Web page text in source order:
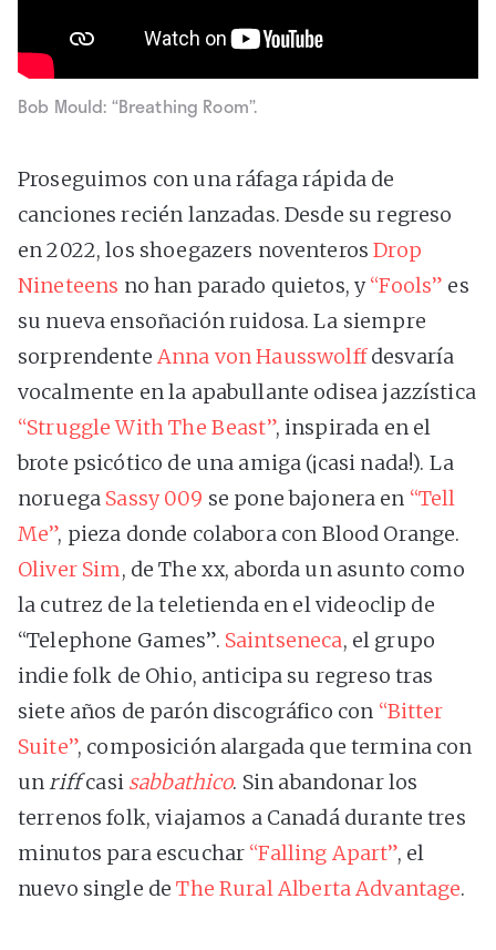
Bob Mould: “Breathing Room”.
Proseguimos con una ráfaga rápida de
canciones recién lanzadas. Desde su regreso
en 2022, los shoegazers noventerosDrop
Nineteens no han parado quietos, y“Fools” es
su nueva ensoñación ruidosa. La siempre
sorprendente Anna von Hausswolffdesvaría
vocalmente en la apabullante odisea jazzística
“Struggle With The Beast”, inspirada en el
brote psicótico de una amiga (¡casi nada!). La
noruega Sassy 009 se pone bajonera en “Tell
Me”, pieza donde colabora con Blood Orange.
Oliver Sim, de The xx, aborda un asunto como
la cutrez de la teletienda en el videoclip de
“Telephone Games”. Saintseneca, el grupo
indie folk de Ohio, anticipa su regreso tras
siete años de parón discográfico con “Bitter
Suite”, composición alargada que termina con
unriffcasi sabbathico. Sin abandonar los
terrenos folk, viajamos a Canadá durante tres
minutos para escuchar “Falling Apart”, el
nuevo single deThe Rural Alberta Advantage.